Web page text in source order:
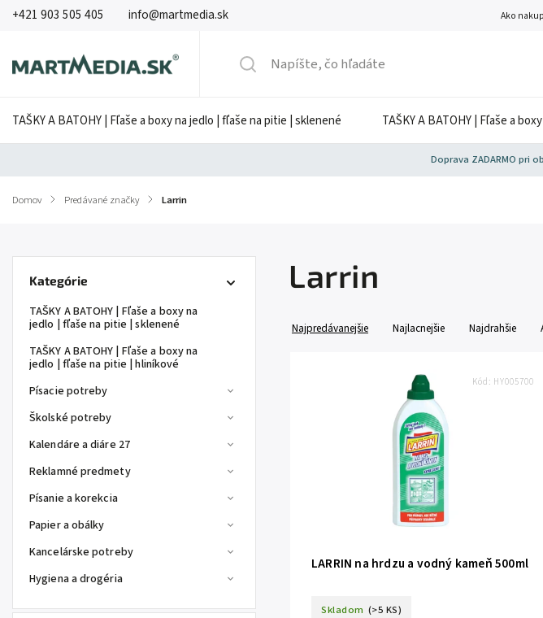
+421 903 505 405 info@martmedia.sk Ako
TAŠKY A BATOHY | Fľaše a boxy na jedlo | fľaše na pitie | sklenené TAŠKY A BATOHY | Fľaše a
Doprava ZADARMO pri
Domov / Predávané značky / Larrin
Kategórie
TAŠKY A BATOHY | Fľaše a boxy na
jedlo | fľaše na pitie | sklenené
TAŠKY A BATOHY | Fľaše a boxy na
jedlo | fľaše na pitie | hliníkové
Písacie potreby
Školské potreby
Kalendáre a diáre 27
Reklamné predmety
Písanie a korekcia
Papier a obálky
Kancelárske potreby
Hygiena a drogéria
Larrin
Najpredávanejšie Najlacnejšie Najdrahšie
LARRIN na hrdzu a vodný kameň 500ml
Skladom (>5 KS)
Kód: HY005700